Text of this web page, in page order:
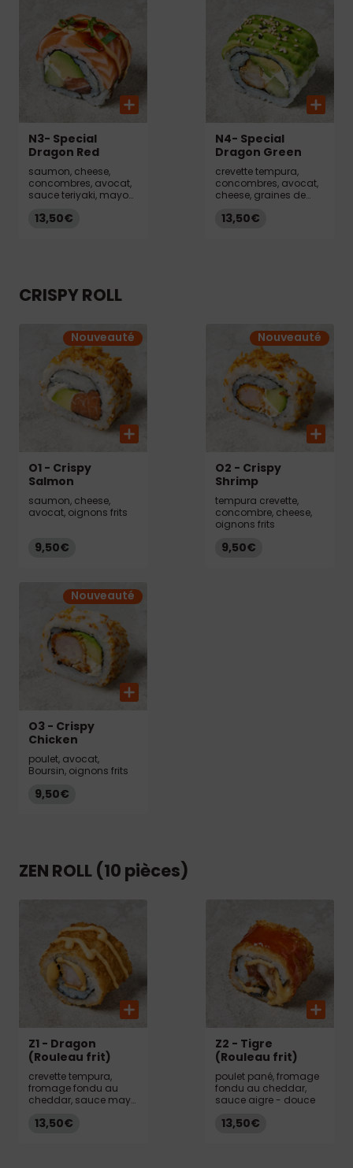
N3- Special
Dragon Red
saumon, cheese,
concombres, avocat,
sauce teriyaki, mayo
13,50€
N4- Special
Dragon Green
crevette tempura,
concombres, avocat,
cheese, graines de
13,50€
CRISPY ROLL
O1 - Crispy
Salmon
saumon, cheese,
avocat, oignons frits
9,50€
Nouveauté
O2 - Crispy
Shrimp
tempura crevette,
concombre, cheese,
oignons frits
9,50€
Nouveauté
O3 - Crispy
Chicken
poulet, avocat,
Boursin, oignons frits
9,50€
Nouveauté
ZEN ROLL (10 pièces)
Z1 - Dragon
(Rouleau frit)
crevette tempura,
fromage fondu au
cheddar, sauce mayo
13,50€
Z2 - Tigre
(Rouleau frit)
poulet pané, fromage
fondu au cheddar,
sauce aigre - douce
13,50€